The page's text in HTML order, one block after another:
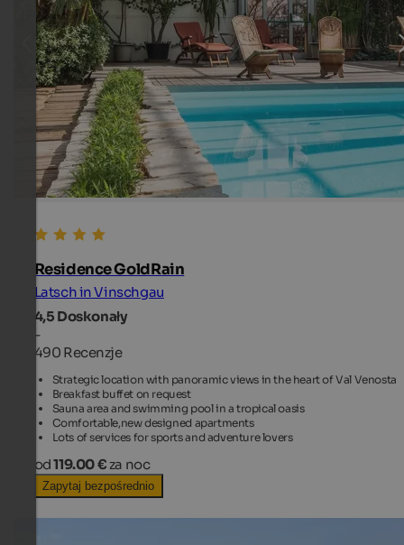
Residence GoldRain
Latsch in Vinschgau
4,5 Doskonały
-
490 Recenzje
Strategic location with panoramic views in the heart of Val Venosta
Breakfast buffet on request
Sauna area and swimming pool in a tropical oasis
Comfortable,new designed apartments
Lots of services for sports and adventure lovers
od119.00 € za noc
Zapytaj bezpośrednio